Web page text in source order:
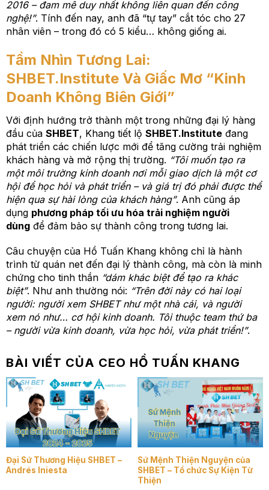
2016 – đam mê duy nhất không liên quan đến công
nghệ!”. Tính đến nay, anh đã “tự tay” cắt tóc cho 27
nhân viên – trong đó có 5 kiểu… không giống ai.
Tầm Nhìn Tương Lai:
SHBET.Institute Và Giấc Mơ “Kinh
Doanh Không Biên Giới”
Với định hướng trở thành một trong những đại lý hàng
đầu của SHBET, Khang tiết lộ SHBET.Instituteđang
phát triển các chiến lược mới để tăng cường trải nghiệm
khách hàng và mở rộng thị trường. “Tôi muốn tạo ra
một môi trường kinh doanh nơi mỗi giao dịch là một cơ
hội để học hỏi và phát triển – và giá trị đó phải được thể
hiện qua sự hài lòng của khách hàng”. Anh cũng áp
dụng phương pháp tối ưu hóa trải nghiệm người
dùngđể đảm bảo sự thành công trong tương lai.
Câu chuyện của Hồ Tuấn Khang không chỉ là hành
trình từ quán net đến đại lý thành công, mà còn là minh
chứng cho tinh thần “dám khác biệt để tạo ra khác
biệt”. Như anh thường nói: “Trên đời này có hai loại
người: người xem SHBET như một nhà cái, và người
xem nó như… cơ hội kinh doanh. Tôi thuộc team thứ ba
– người vừa kinh doanh, vừa học hỏi, vừa phát triển!”.
BÀI VIẾT CỦA CEO HỒ TUẤN KHANG
Đại Sứ Thương Hiệu SHBET –
Andrés Iniesta
Sứ Mệnh Thiện Nguyện của
SHBET – Tổ chức Sự Kiện Từ
Thiện